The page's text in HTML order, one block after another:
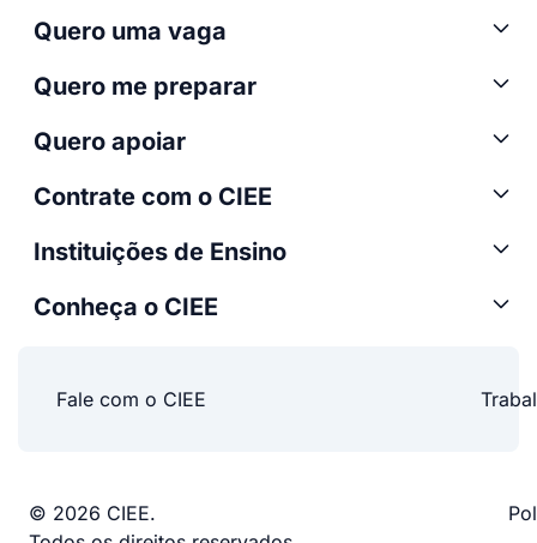
Quero uma vaga
Quero me preparar
Quero apoiar
Contrate com o CIEE
Instituições de Ensino
Conheça o CIEE
Fale com o CIEE
© 2026 CIEE.